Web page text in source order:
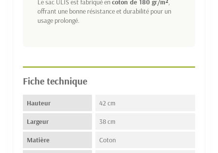
offrant une bonne résistance et durabilité pour un
usage prolongé.
Fiche technique
Hauteur 42 cm
Largeur 38 cm
Matière Coton